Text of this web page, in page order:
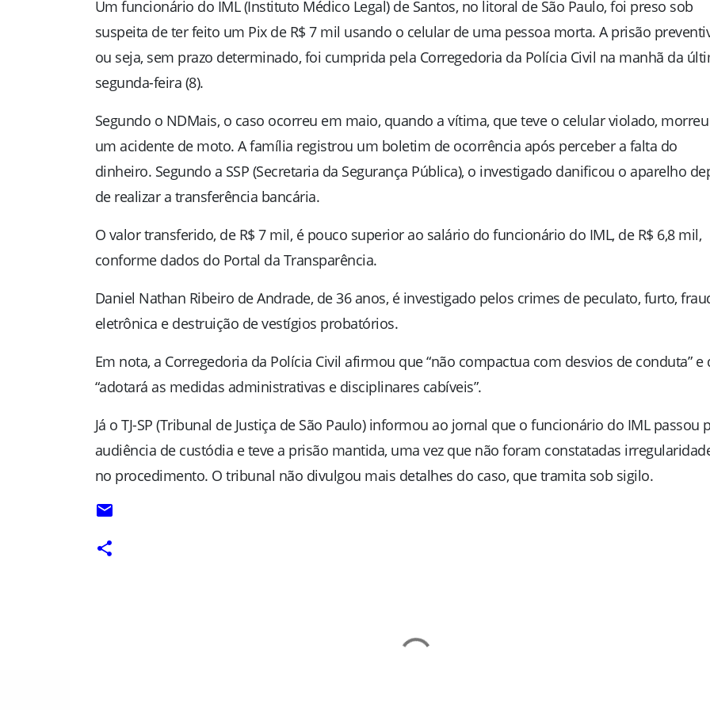
Um funcionário do IML (Instituto Médico Legal) de Santos, no litoral de São Paulo, foi preso sob
suspeita de ter feito um Pix de R$ 7 mil usando o celular de uma pessoa morta. A prisão
ou seja, sem prazo determinado, foi cumprida pela Corregedoria da Polícia Civil na manhã da
segunda-feira (8).
Segundo o NDMais, o caso ocorreu em maio, quando a vítima, que teve o celular violado,
um acidente de moto. A família registrou um boletim de ocorrência após perceber a falta do
dinheiro. Segundo a SSP (Secretaria da Segurança Pública), o investigado danificou o aparelho
de realizar a transferência bancária.
O valor transferido, de R$ 7 mil, é pouco superior ao salário do funcionário do IML, de R$ 6,8 mil,
conforme dados do Portal da Transparência.
Daniel Nathan Ribeiro de Andrade, de 36 anos, é investigado pelos crimes de peculato, furto,
eletrônica e destruição de vestígios probatórios.
Em nota, a Corregedoria da Polícia Civil afirmou que “não compactua com desvios de conduta” e
“adotará as medidas administrativas e disciplinares cabíveis”.
Já o TJ-SP (Tribunal de Justiça de São Paulo) informou ao jornal que o funcionário do IML passou
audiência de custódia e teve a prisão mantida, uma vez que não foram constatadas
no procedimento. O tribunal não divulgou mais detalhes do caso, que tramita sob sigilo.